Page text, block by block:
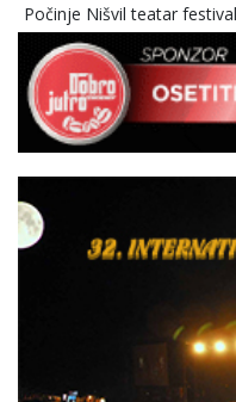
Počinje Nišvil teatar festival